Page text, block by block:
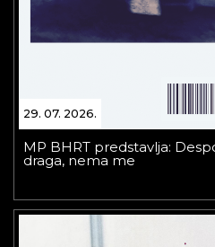
29. 07. 2026.
MP BHRT predstavlja:
draga, nema me